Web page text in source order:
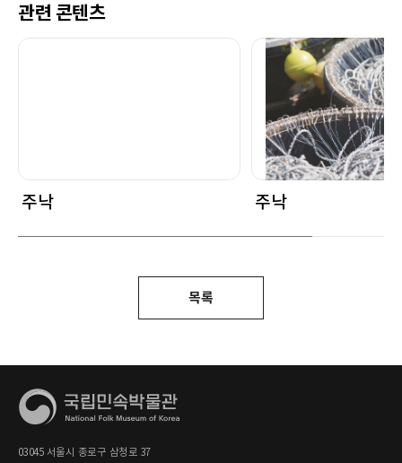
관련 콘텐츠
주낙 주낙
목록
03045 서울시 종로구 삼청로 37